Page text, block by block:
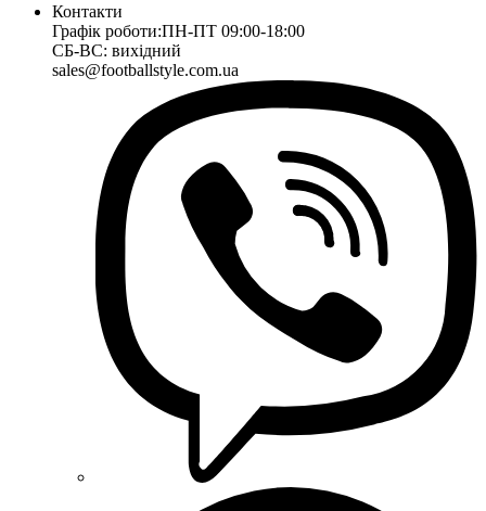
Контакти
Графік роботи:ПН-ПТ 09:00-18:00
СБ-ВС: вихідний
sales@footballstyle.com.ua